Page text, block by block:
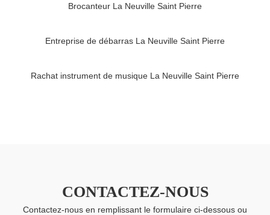
Brocanteur La Neuville Saint Pierre
Entreprise de débarras La Neuville Saint Pierre
Rachat instrument de musique La Neuville Saint Pierre
CONTACTEZ-NOUS
Contactez-nous en remplissant le formulaire ci-dessous ou